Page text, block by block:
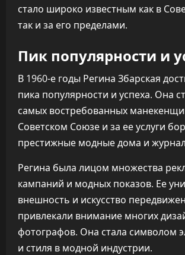
стало широко известным как в
так и за его пределами.
Пик популярности и
В 1960-е годы Регина Збарская
пика популярности и успеха. Она
самых востребованных
Советском Союзе и за ее услуги
престижные модные дома и
Регина была лицом множества
кампаний и модных показов. Ее
внешность и искусство
привлекали внимание многих
фотографов. Она стала символом
и стиля в модной индустрии.